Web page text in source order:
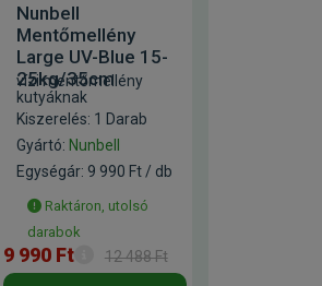
Nunbell
Mentőmellény
Large UV-Blue 15-
25kg/35cm
vízi mentőmellény
kutyáknak
Kiszerelés: 1 Darab
Gyártó: Nunbell
Egységár: 9 990 Ft / db
Raktáron, utolsó
darabok
9 990 Ft 12 488 Ft